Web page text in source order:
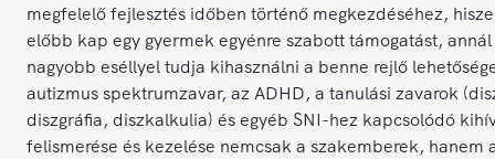
megfelelő fejlesztés időben történő megkezdéséhez,
előbb kap egy gyermek egyénre szabott támogatást, annál
nagyobb eséllyel tudja kihasználni a benne rejlő
autizmus spektrumzavar, az ADHD, a tanulási zavarok
diszgráfia, diszkalkulia) és egyéb SNI-hez kapcsolódó
felismerése és kezelése nemcsak a szakemberek, hanem